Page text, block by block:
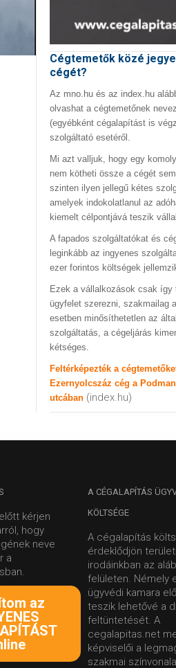
Cégtemetők közé
cégét?
Az mno.hu és az index.hu
olvashat a cégtemetőnek
(egyébként cégalapítást is
szolgáltató esetéről.
Mi azt valljuk, hogy egy
nem kötheti össze a cégét
szinten ilyen jellegű kétes
amelyek indokolatlanul az
kiemelt célpontjává teszik
A fapados szolgáltatókat és
leginkább az ingyenes
ezer forintos költségek
Ezek a vállalkozások csak így
ügyfelet szerezni, szakmailag
esetben minősíthetetlen az
szolgáltatás, a cégeljárás
kétséges.
Feltérképezték a
Ezernyolcszáz cég a
utcában (index.hu)
kérjen
hogy
neve
a
az
A CÉGALAPÍTÁS
KÖLTSÉGE
A cégalapítás
érdeklődjön területi
irodáinkban az
felületen. Némely
ügyvédi kamara
teszik lehetővé a
feltüntetését. A
cegalapitas.net
képviselői a
szakmai